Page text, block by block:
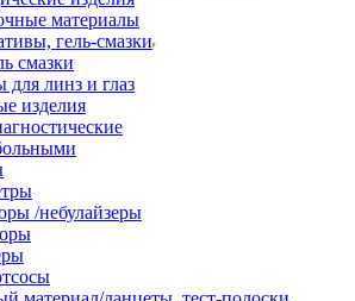
материалы
гель-смазки
смазки
для линз и глаз
изделия
/небулайзеры